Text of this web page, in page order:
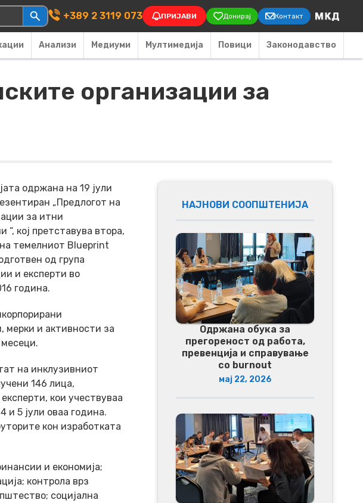
Navigation
+389 2 3119 073 ПРИЈАВИ Донирај Контакт
Анализи Медиуми Мултимедија Повици Законодавство
организации за
одржана на 19 јули
„Предлогот на
за итни
“, кој претставува втора,
темелниот Blueprint
од група
и експерти во
година.
мерки и активности за
на инклузивниот
146 лица,
кои учествуваа
и 5 јули оваа година.
кон изработката
и економија;
контрола врз
социјална
НАЈНОВИ СООПШТЕНИЈА
Одржана обука за
прегореност од работа,
превенција и справување
со burnout
мај 22, 2026